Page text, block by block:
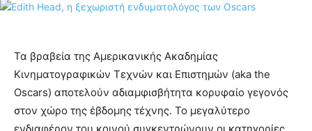
Τα βραβεία της Αμερικανικής Ακαδημίας
Κινηματογραφικών Τεχνών και Επιστημών (aka the
Oscars) αποτελούν αδιαμφισβήτητα κορυφαίο γεγονός
στον χώρο της έβδομης τέχνης. Το μεγαλύτερο
ενδιαφέρον του κοινού συγκεντρώνουν οι κατηγορίες